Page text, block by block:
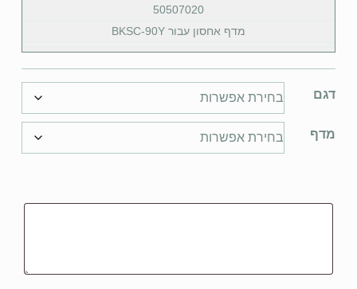
50507020
מדף אחסון עבור BKSC-90Y
דגם
מדף